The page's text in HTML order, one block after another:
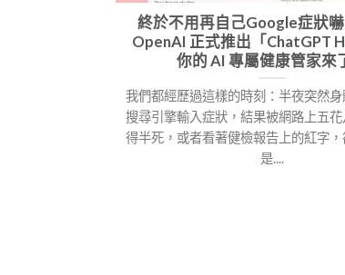
終於不用再自己Google症狀
OpenAI 正式推出「ChatGPT
你的 AI 專屬健康管家來
我們都經歷過這樣的時刻：半夜突然
搜尋引擎輸入症狀，結果被網路上五
得半死，或者看著健檢報告上的紅字
是....